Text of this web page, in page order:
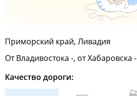
Приморский край, Ливадия
От Владивостока -, от Хабаровска -
Качество дороги: